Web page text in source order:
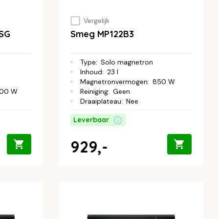
W
Vergelijk
Smeg MP122B3
Type: Solo magnetron
Inhoud: 23 l
Magnetronvermogen: 850 W
Reiniging: Geen
Draaiplateau: Nee
Leverbaar
929,-